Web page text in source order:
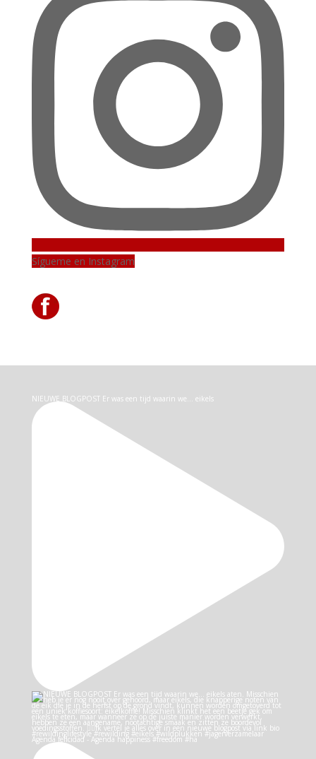
Sígueme en Instagram
NIEUWE BLOGPOST Er was een tijd waarin we… eikels
Agenda felicidad - Agenda happiness #freedom #ha